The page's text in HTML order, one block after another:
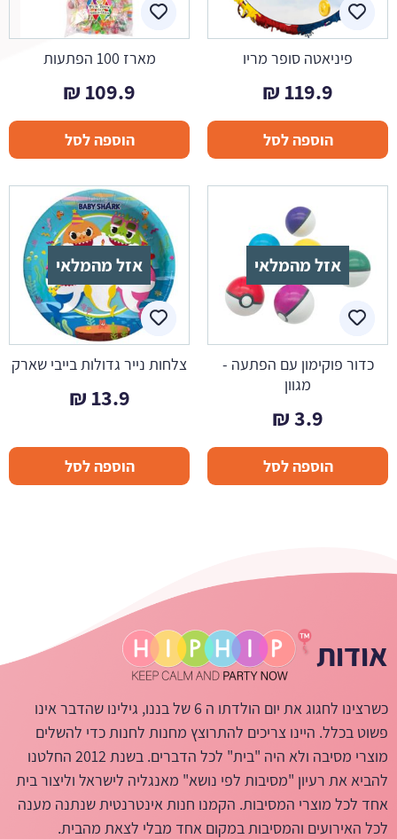
פיניאטה סופר מריו
119.9
₪
הוספה לסל
מארז 100 הפתעות
109.9
₪
הוספה לסל
אזל מהמלאי
כדור פוקימון עם הפתעה -
מגוון
3.9
₪
הוספה לסל
אזל מהמלאי
צלחות נייר גדולות בייבי שארק
13.9
₪
הוספה לסל
אודות
כשרצינו לחגוג את יום הולדתו ה 6 של בננו, גילינו שהדבר אינו
פשוט בכלל. היינו צריכים להתרוצץ מחנות לחנות כדי להשלים
מוצרי מסיבה ולא היה "בית" לכל הדברים. בשנת 2012 החלטנו
להביא את רעיון "מסיבות לפי נושא" מאנגליה לישראל וליצור בית
אחד לכל מוצרי המסיבות. הקמנו חנות אינטרנטית שנתנה מענה
לכל האירועים והמסיבות במקום אחד מבלי לצאת מהבית.